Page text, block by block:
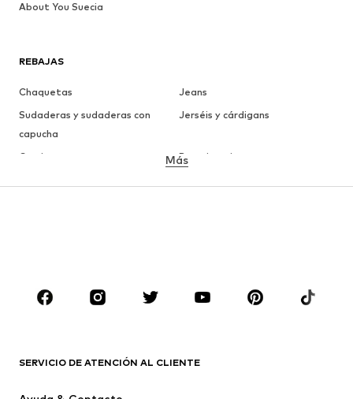
REBAJAS
Chaquetas
Jeans
Sudaderas y sudaderas con
capucha
Jerséis y cárdigans
Camisetas
Ropa interior
ROPA
Camisetas
Jeans
Más
SERVICIO DE ATENCIÓN AL CLIENTE
About You Suecia